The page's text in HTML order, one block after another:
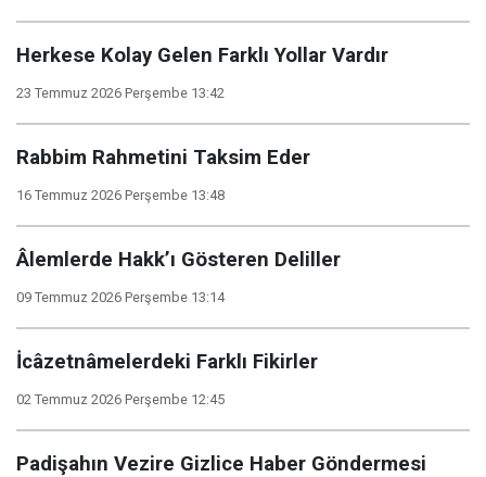
Herkese Kolay Gelen Farklı Yollar Vardır
23 Temmuz 2026 Perşembe 13:42
Rabbim Rahmetini Taksim Eder
16 Temmuz 2026 Perşembe 13:48
Âlemlerde Hakk’ı Gösteren Deliller
09 Temmuz 2026 Perşembe 13:14
İcâzetnâmelerdeki Farklı Fikirler
02 Temmuz 2026 Perşembe 12:45
Padişahın Vezire Gizlice Haber Göndermesi